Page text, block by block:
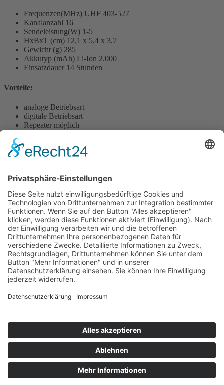
Frequenzen(MHz) UHF 403-527
Kanalanzahl 16
Sendeleistung(W) 1-5
HxBxT (cm) 12,1 x 5,4 x 3,7
Gewicht (g) 285
Akkutyp (mAh) Li-Ion 2.000
Einsatzdauer 14 Stunden
Vorteile:
analoge Betriebsart
digitale Betriebsart
Repeater möglich
Anwenderkreis:
Konzertagenturen
Cateringpersonal
Sicherheitsdienste
Bauunternehmen
Startseite
Sitemap
Datenschutz
AGB
Kontakt
Impressum
Funktechnik GmbH & Co.KG
D-71229 Leonberg